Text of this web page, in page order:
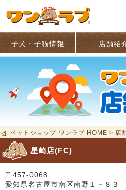
子犬・子猫情報 店舗紹
ペットショップ ワンラブ HOME > 店
星崎店(FC)
〒457-0068
愛知県名古屋市南区南野１－８３